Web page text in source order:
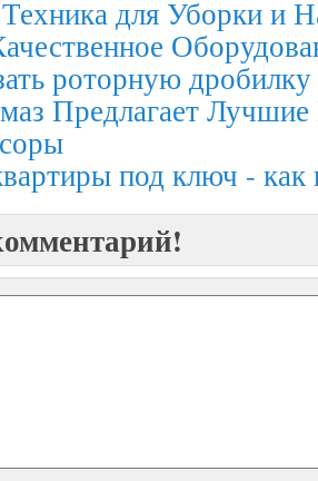
для Уборки и
роторную дробилку
Предлагает Лучшие
под ключ - как